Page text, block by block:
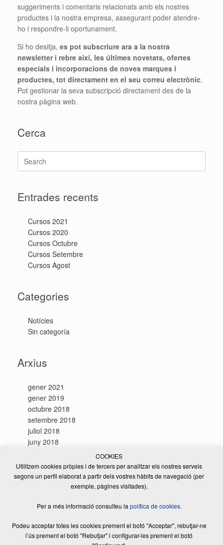
suggeriments i comentaris relacionats amb els nostres
productes i la nostra empresa, assegurant poder atendre-
ho i respondre-li oportunament.
Si ho desitja, es pot subscriure ara a la nostra
newsletter i rebre així, les últimes novetats, ofertes
especials i incorporacions de noves marques i
productes, tot directament en el seu correu electrònic.
Pot gestionar la seva subscripció directament des de la
nostra pàgina web.
Cerca
Search
for:
Entrades recents
Cursos 2021
Cursos 2020
Cursos Octubre
Cursos Setembre
Cursos Agost
Categories
Notícies
Sin categoría
Arxius
gener 2021
gener 2019
octubre 2018
setembre 2018
juliol 2018
juny 2018
gener 2018
agost 2017
COOKIES
Utilitzem cookies pròpies i de tercers per analitzar els nostres serveis
segons un perfil elaborat a partir dels vostres hàbits de navegació (per
exemple, pàgines visitades).
Per a més informació consulteu la política de cookies.
Podeu acceptar totes les cookies prement el botó "Acceptar", rebutjar-ne
l’ús prement el botó "Rebutjar" i configurar-les prement el botó